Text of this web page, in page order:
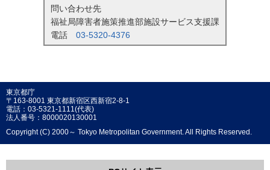
問い合わせ先
福祉局障害者施策推進部施設サービス支援課
電話 03-5320-4376
東京都庁
〒163-8001 東京都新宿区西新宿2-8-1
電話：03-5321-1111(代表)
法人番号：8000020130001
Copyright (C) 2000～ Tokyo Metropolitan Government. All Rights Reserved.